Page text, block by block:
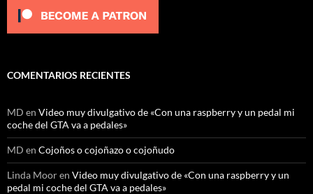
COMENTARIOS RECIENTES
MD en Video muy divulgativo de «Con una raspberry y un pedal mi
coche del GTA va a pedales»
MD en Cojoños o cojoñazo o cojoñudo
Linda Mooren Video muy divulgativo de «Con una raspberry y un
pedal mi coche del GTA va a pedales»